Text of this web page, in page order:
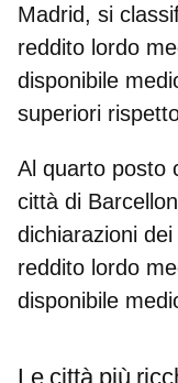
Madrid, si
reddito lordo
disponibile
superiori
Al quarto posto
città di
dichiarazioni
reddito lordo
disponibile
Le città più